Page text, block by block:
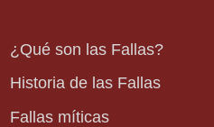
¿Qué son las Fallas?
Historia de las Fallas
Fallas míticas